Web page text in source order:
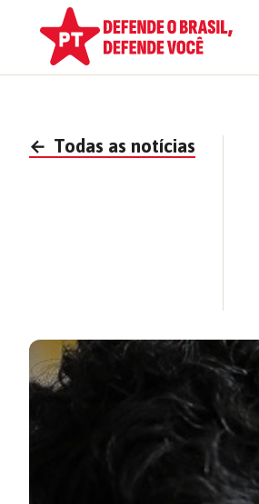
← Todas as notícias